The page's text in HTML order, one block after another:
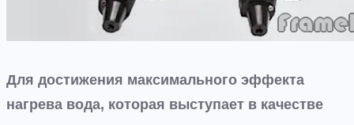
Для достижения максимального эффекта
нагрева вода, которая выступает в качестве